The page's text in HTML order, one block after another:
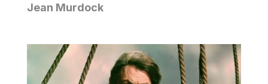
Jean Murdock